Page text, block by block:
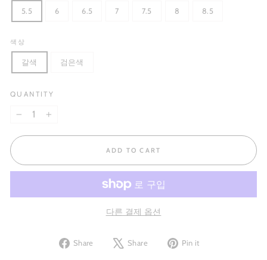
5.5 6 6.5 7 7.5 8 8.5
색상
갈색 검은색
QUANTITY
ADD TO CART
다른 결제 옵션
Share
Share
Share
Tweet Pin it